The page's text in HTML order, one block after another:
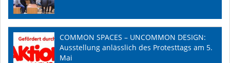
COMMON SPACES – UNCOMMON DESIGN:
Ausstellung anlässlich des Protesttags am 5.
Mai